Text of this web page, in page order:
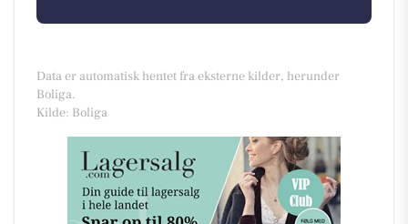
Data er automatisk hentet fra eksterne kilder, herunder
Boliga.
Kilde: Boliga